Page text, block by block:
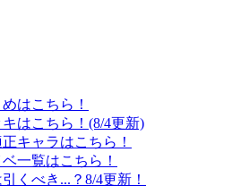
はこちら！
はこちら！(8/4更新)
キャラはこちら！
一覧はこちら！
くべき...？8/4更新！